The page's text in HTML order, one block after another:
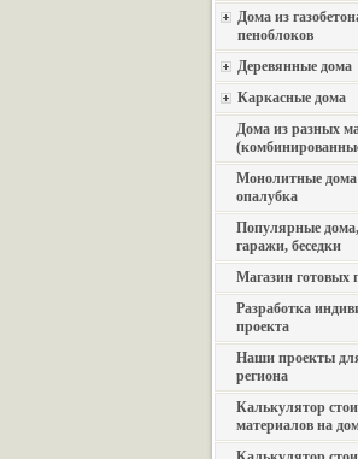
Дома из
пеноблоков
Деревянные дома
Каркасные дома
Дома из разных
Монолитные дома
опалубка
Популярные
гаражи, беседки
Магазин готовых
Разработка
проекта
Наши проекты
региона
Калькулятор
материалов на